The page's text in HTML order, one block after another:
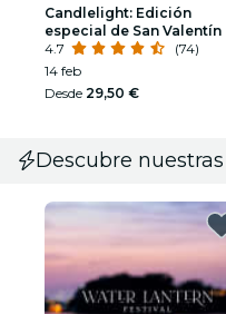
Candlelight: Edición
especial de San Valentín
4.7
(74)
14 feb
Desde 29,50 €
Descubre